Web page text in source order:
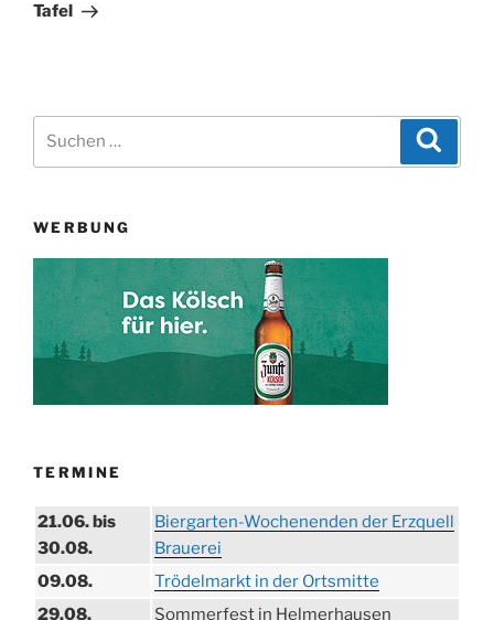
Tafel
WERBUNG
TERMINE
21.06. bis
30.08.
Biergarten-Wochenenden der Erzquell
Brauerei
09.08.
Trödelmarkt in der Ortsmitte
29.08.
Sommerfest in Helmerhausen